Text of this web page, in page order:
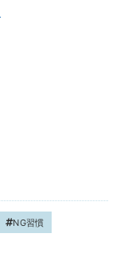
NG習慣